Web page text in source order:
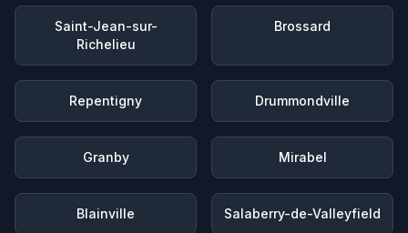
Saint-Jean-sur-
Richelieu
Brossard
Repentigny Drummondville
Granby Mirabel
Blainville Salaberry-de-Valleyfield